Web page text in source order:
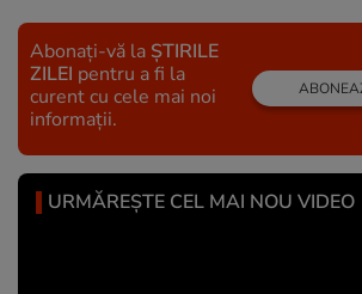
Abonați-vă la ȘTIRILE
ZILEI pentru a fi la
curent cu cele mai noi
informații.
URMĂREȘTE CEL MAI NOU VIDEO